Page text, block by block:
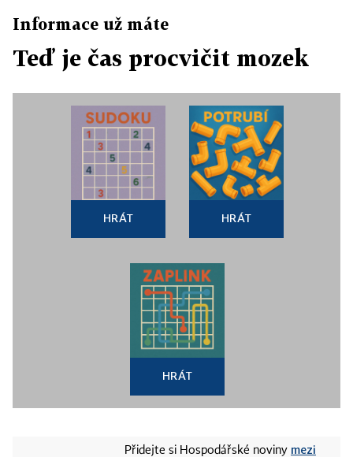
Informace už máte
Teď je čas procvičit mozek
HRÁT HRÁT
HRÁT
Přidejte si Hospodářské noviny mezi